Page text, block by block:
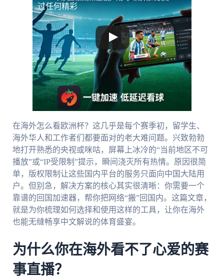
过任何精彩
在海外怎么看欧洲杯？这几乎是每个赛季初，留学生、
海外华人和工作者们都要面对的老大难问题。兴致勃勃
地打开熟悉的央视或咪咕，屏幕上冰冷的“当前地区不可
播放”或“IP受限制”提示，瞬间浇灭所有热情。原因很简
单，版权限制让这些国内平台的服务只面向中国大陆用
户。但别急，解决方案的核心其实很清晰：你需要一个
靠谱的回国加速器，帮你把网络“搬”回国内。这篇文章，
就是为你梳理如何选择和使用这样的工具，让你在海外
也能无缝畅享中文解说的体育盛宴。
为什么你在海外看不了心爱的赛
事直播？